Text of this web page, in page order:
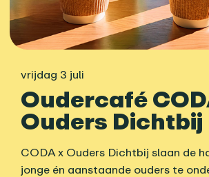
vrijdag 3 juli
Oudercafé
Ouders Dichtbij
CODA x Ouders Dichtbij slaan de
jonge én aanstaande ouders te